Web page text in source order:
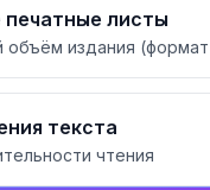
печатные листы
объём издания
текста
чтения